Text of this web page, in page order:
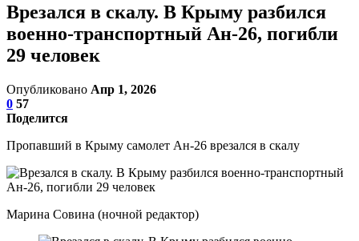
Врезался в скалу. В Крыму разбился
военно-транспортный Ан-26, погибли
29 человек
Опубликовано Апр 1, 2026
0 57
Поделится
Пропавший в Крыму самолет Ан-26 врезался в скалу
Марина Совина (ночной редактор)